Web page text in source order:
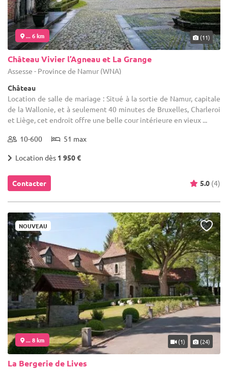
... 6 km (11)
Château Vivier l’Agneau et La Grange
Assesse - Province de Namur (WNA)
Château
Location de salle de mariage : Situé à la sortie de Namur, capitale
de la Wallonie, et à seulement 40 minutes de Bruxelles, Charleroi
et Liège, cet endroit offre une belle cour intérieure en vieux ...
10-600 51 max
Location dès 1 950 €
Contacter 5.0 (4)
NOUVEAU
... 8 km (1) (24)
La Bergerie de Lives